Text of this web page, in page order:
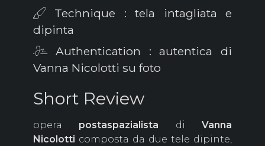
Technique : tela intagliata e
dipinta
Authentication : autentica di
Vanna Nicolotti su foto
Short Review
opera postaspazialista diVanna
Nicolotti composta da due tele dipinte,